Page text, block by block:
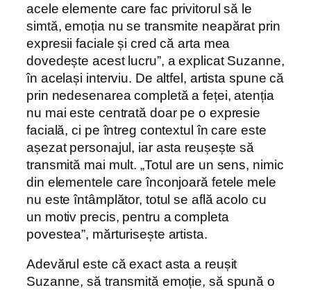
acele elemente care fac privitorul să le
simtă, emoția nu se transmite neapărat prin
expresii faciale și cred că arta mea
dovedește acest lucru”, a explicat Suzanne,
în același interviu. De altfel, artista spune că
prin nedesenarea completă a feței, atenția
nu mai este centrată doar pe o expresie
facială, ci pe întreg contextul în care este
așezat personajul, iar asta reușește să
transmită mai mult. „Totul are un sens, nimic
din elementele care înconjoară fetele mele
nu este întâmplător, totul se află acolo cu
un motiv precis, pentru a completa
povestea”, mărturisește artista.
Adevărul este că exact asta a reușit
Suzanne, să transmită emoție, să spună o